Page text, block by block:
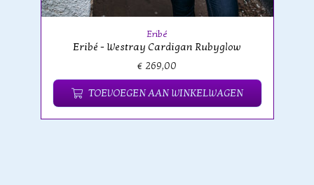
Eribé
Eribé - Westray Cardigan Rubyglow
€ 269,00
TOEVOEGEN AAN WINKELWAGEN